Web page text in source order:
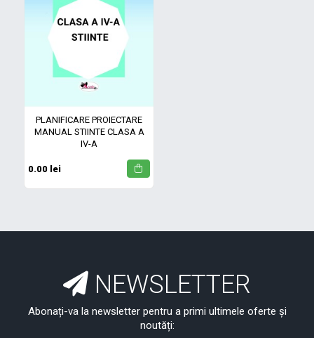
PLANIFICARE PROIECTARE
MANUAL STIINTE CLASA A
IV-A
0.00 lei
NEWSLETTER
Abonați-va la newsletter pentru a primi ultimele oferte și
noutăți: